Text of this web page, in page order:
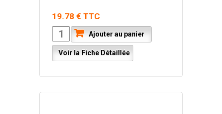
19.78 € TTC
Ajouter au panier
Voir la Fiche Détaillée